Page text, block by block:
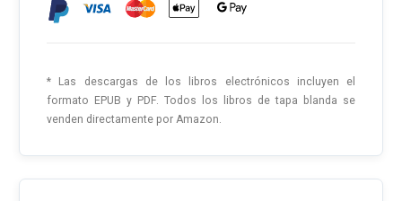
* Las descargas de los libros electrónicos incluyen el
formato EPUB y PDF. Todos los libros de tapa blanda se
venden directamente por Amazon.